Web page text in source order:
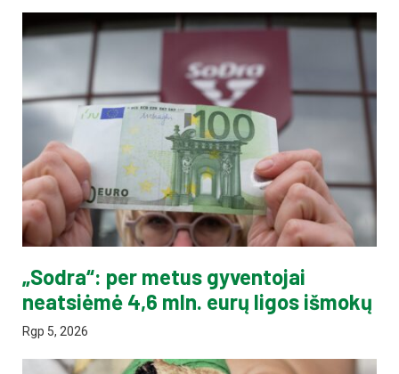
„Sodra“: per metus gyventojai
neatsiėmė 4,6 mln. eurų ligos išmokų
Rgp 5, 2026